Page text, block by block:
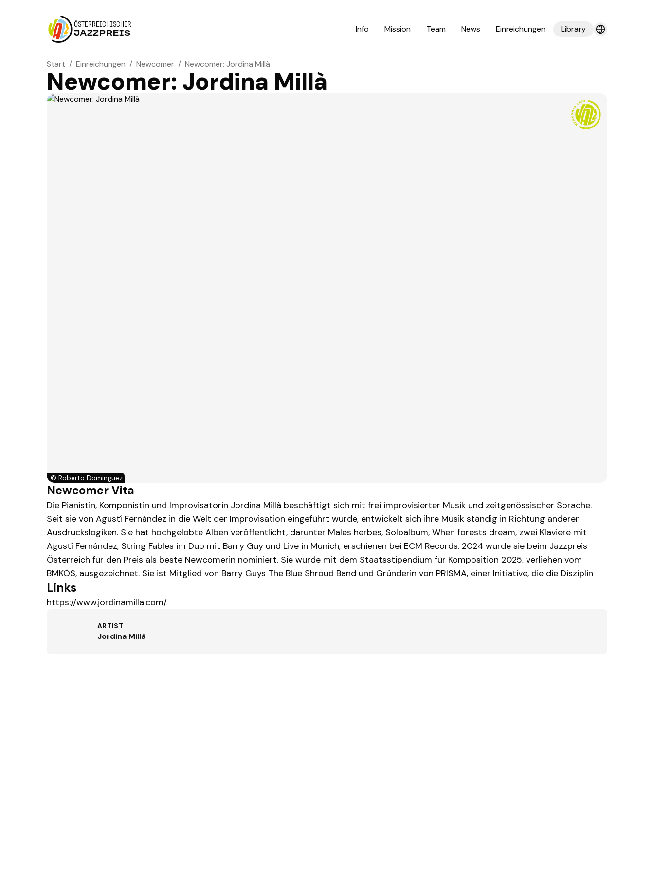
ÖSTERREICHISCHER
JAZZPREIS
Info Mission Team News Einreichungen Library
Start / Einreichungen / Newcomer / Newcomer: Jordina Millà
Newcomer: Jordina Millà
© Roberto Dominguez
Newcomer Vita
Die Pianistin, Komponistin und Improvisatorin Jordina Millà beschäftigt sich mit frei improvisierter Musik und zeitgenössischer Sprache.
Seit sie von Agustí Fernández in die Welt der Improvisation eingeführt wurde, entwickelt sich ihre Musik ständig in Richtung anderer
Ausdruckslogiken. Sie hat hochgelobte Alben veröffentlicht, darunter Males herbes, Soloalbum, When forests dream, zwei Klaviere mit
Agustí Fernández, String Fables im Duo mit Barry Guy und Live in Munich, erschienen bei ECM Records. 2024 wurde sie beim Jazzpreis
Österreich für den Preis als beste Newcomerin nominiert. Sie wurde mit dem Staatsstipendium für Komposition 2025, verliehen vom
BMKÖS, ausgezeichnet. Sie ist Mitglied von Barry Guys The Blue Shroud Band und Gründerin von PRISMA, einer Initiative, die die Disziplin
Links
https://www.jordinamilla.com/
ARTIST
Jordina Millà